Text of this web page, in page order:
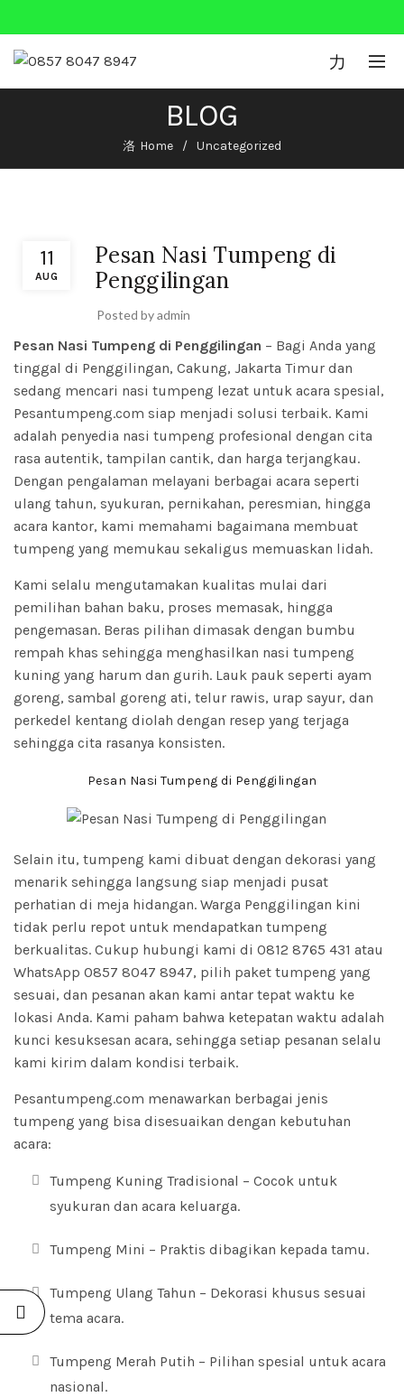
BLOG
Home Uncategorized
11
AUG
Pesan Nasi Tumpeng di
Penggilingan
Posted byadmin
Pesan Nasi Tumpeng di Penggilingan – Bagi Anda yang
tinggal di Penggilingan, Cakung, Jakarta Timur dan
sedang mencari nasi tumpeng lezat untuk acara spesial,
Pesantumpeng.com siap menjadi solusi terbaik. Kami
adalah penyedia nasi tumpeng profesional dengan cita
rasa autentik, tampilan cantik, dan harga terjangkau.
Dengan pengalaman melayani berbagai acara seperti
ulang tahun, syukuran, pernikahan, peresmian, hingga
acara kantor, kami memahami bagaimana membuat
tumpeng yang memukau sekaligus memuaskan lidah.
Kami selalu mengutamakan kualitas mulai dari
pemilihan bahan baku, proses memasak, hingga
pengemasan. Beras pilihan dimasak dengan bumbu
rempah khas sehingga menghasilkan nasi tumpeng
kuning yang harum dan gurih. Lauk pauk seperti ayam
goreng, sambal goreng ati, telur rawis, urap sayur, dan
perkedel kentang diolah dengan resep yang terjaga
sehingga cita rasanya konsisten.
Pesan Nasi Tumpeng di Penggilingan
Selain itu, tumpeng kami dibuat dengan dekorasi yang
menarik sehingga langsung siap menjadi pusat
perhatian di meja hidangan. Warga Penggilingan kini
tidak perlu repot untuk mendapatkan tumpeng
berkualitas. Cukup hubungi kami di 0812 8765 431 atau
WhatsApp 0857 8047 8947, pilih paket tumpeng yang
sesuai, dan pesanan akan kami antar tepat waktu ke
lokasi Anda. Kami paham bahwa ketepatan waktu adalah
kunci kesuksesan acara, sehingga setiap pesanan selalu
kami kirim dalam kondisi terbaik.
Pesantumpeng.com menawarkan berbagai jenis
tumpeng yang bisa disesuaikan dengan kebutuhan
acara:
Tumpeng Kuning Tradisional – Cocok untuk
syukuran dan acara keluarga.
Tumpeng Mini – Praktis dibagikan kepada tamu.
Tumpeng Ulang Tahun – Dekorasi khusus sesuai
tema acara.
Tumpeng Merah Putih – Pilihan spesial untuk acara
nasional.